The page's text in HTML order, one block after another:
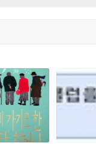
자금을 관리한다. 인
에서 평생을 일했다.
만 몇 번 바꾸었을